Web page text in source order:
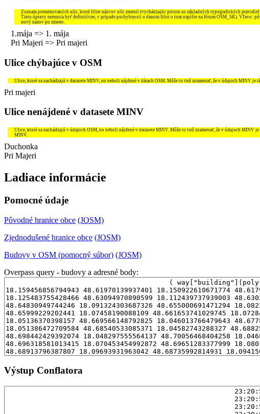
Zoznam premenovaných ulíc, ktoré filter názvov ulíc zmenil (vychádzajúc pritom zo základných typografických
Tieto úpravy nemusia byť definitívne, v prípade pochybnosti o danom filtri o tom napíšte na fórum OSM_SK). Vľavo:
nový názov po zmene.
1.mája => 1. mája
Pri Majeri => Pri majeri
Ulice chýbajúce v OSM
Ulice, ktoré sa nachádzajú v datasete MINV, no neboli nájdené v dátach OSM. Môže to tiež znamenať, že v údajoch MINV
Pri majeri
Ulice nenájdené v datasete MINV
Ulice, ktoré sa nachádzajú v údajoch OSM, no neboli nájdené v datasete MINV. Môže to tiež znamenať, že v údajoch
MINV.
Duchonka
Pri Majeri
Ladiace informácie
Pomocné údaje
Pôvodné hranice obce (JOSM)
Zjednodušené hranice obce (JOSM)
Budovy v OSM (pomocný súbor) (JOSM)
Overpass query - budovy a adresné body:
Výstup Conflatora